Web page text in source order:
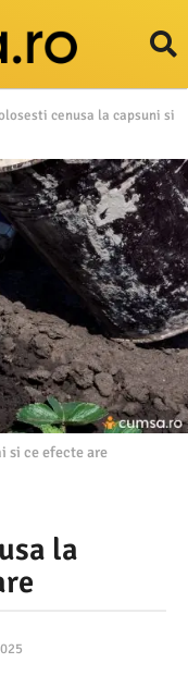
cenusa la capsuni si
si ce efecte are
la